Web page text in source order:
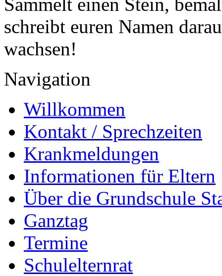
schreibt euren Namen
wachsen!
Navigation
Willkommen
Kontakt / Sprechzeiten
Krankmeldungen
Informationen für Eltern
Über die Grundschule
Ganztag
Termine
Schulelternrat